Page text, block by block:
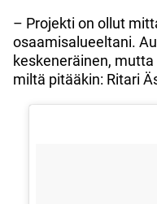
– Projekti on ollut
osaamisalueeltani.
keskeneräinen,
miltä pitääkin: Ritari